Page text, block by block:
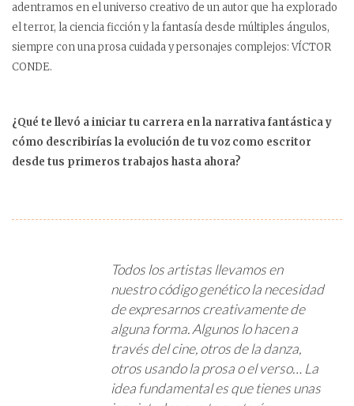
adentramos en el universo creativo de un autor que ha explorado
el terror, la ciencia ficción y la fantasía desde múltiples ángulos,
siempre con una prosa cuidada y personajes complejos: VÍCTOR
CONDE.
¿Qué te llevó a iniciar tu carrera en la narrativa fantástica y
cómo describirías la evolución de tu voz como escritor
desde tus primeros trabajos hasta ahora?
Todos los artistas llevamos en
nuestro código genético la necesidad
de expresarnos creativamente de
alguna forma. Algunos lo hacen a
través del cine, otros de la danza,
otros usando la prosa o el verso… La
idea fundamental es que tienes unas